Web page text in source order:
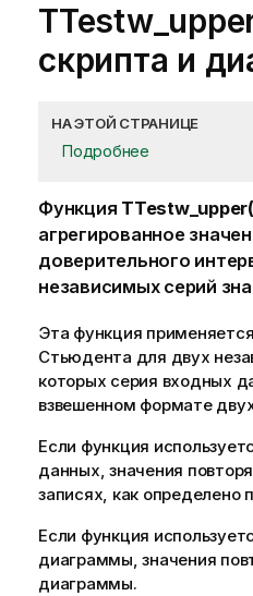
скриптa и
НА ЭТОЙ СТРАНИЦЕ
Подробнее
Функция
агрегированное
доверительного
независимых серий
Эта функция
Стьюдента для двух
которых серия входных
взвешенном формате
Если функция
данных, значения
записях, как
Если функция
диаграммы, значения
диаграммы.